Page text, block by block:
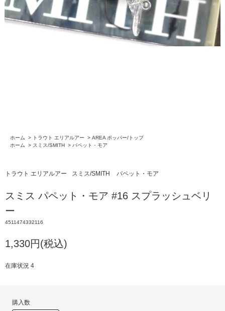
ホーム > トラウト エリアルアー > AREA ポッパー/トップ
ホーム
> スミス/SMITH > パペット・モア
トラウト エリアルアー スミス/SMITH パペット・モア
スミス パペット・モア #16 スプラッシュベリ
ー
4511474332116
1,330円(税込)
在庫状況 4
購入数